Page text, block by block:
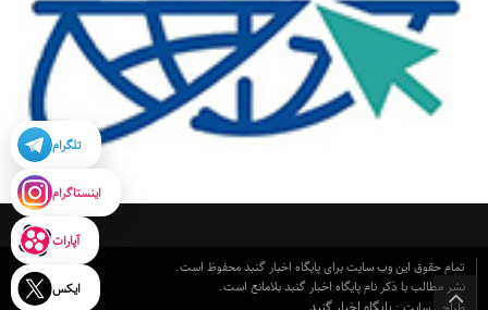
تمام حقوق این وب سایت برای پایگاه اخبار گنبد محفوظ است.
نشر مطالب با ذکر نام پایگاه اخبار گنبد بلامانع است.
تلگرام
اینستاگرام
آپارات
ایکس